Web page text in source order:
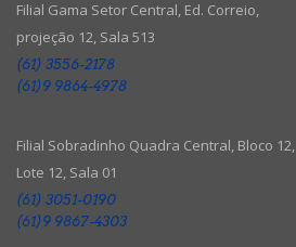
Filial Gama Setor Central, Ed. Correio,
projeção 12, Sala 513
(61) 3556-2178
(61)9 9864-4978
Filial Sobradinho Quadra Central, Bloco 12,
Lote 12, Sala 01
(61) 3051-0190
(61)9 9867-4303